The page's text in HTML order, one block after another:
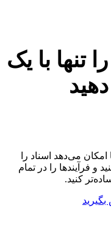
تنها با یک
می‌دهد اسناد را
و فرآیندها را در تمام
کنید.